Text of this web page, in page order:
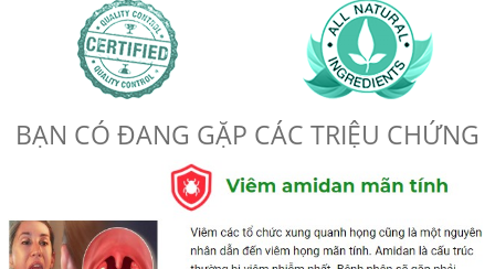
BẠN CÓ ĐANG GẶP CÁC TRIỆU CHỨNG